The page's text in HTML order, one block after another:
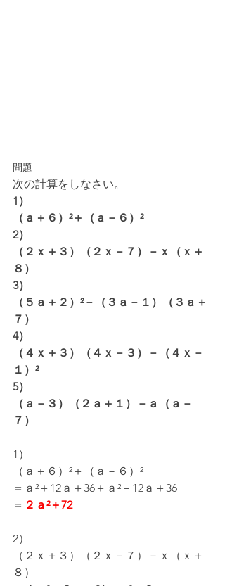
問題
次の計算をしなさい。
1）
（ａ＋６）²＋（ａ－６）²
2）
（２ｘ＋３）（２ｘ－７）－ｘ（ｘ＋
８）
3）
（５ａ＋２）²－（３ａ－１）（３ａ＋
７）
4）
（４ｘ＋３）（４ｘ－３）－（４ｘ－
１）²
5）
（ａ－３）（２ａ＋１）－ａ（ａ－
７）
1）
（ａ＋６）²＋（ａ－６）²
＝ａ²＋12ａ＋36＋ａ²－12ａ＋36
＝ ２ａ²＋72
2）
（２ｘ＋３）（２ｘ－７）－ｘ（ｘ＋
８）